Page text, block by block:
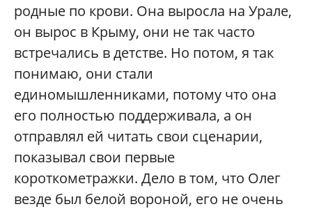
родные по крови. Она выросла на Урале,
он вырос в Крыму, они не так часто
встречались в детстве. Но потом, я так
понимаю, они стали
единомышленниками, потому что она
его полностью поддерживала, а он
отправлял ей читать свои сценарии,
показывал свои первые
короткометражки. Дело в том, что Олег
везде был белой вороной, его не очень